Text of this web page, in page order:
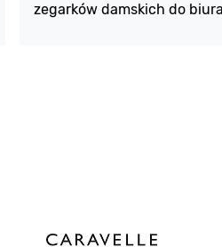
zegarków damskich do biura